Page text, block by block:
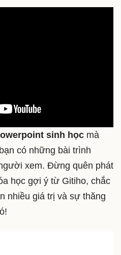
sinh học mà
có những bài trình
xem. Đừng quên phát
học gợi ý từ Gitiho, chắc
nhiều giá trị và sự thăng